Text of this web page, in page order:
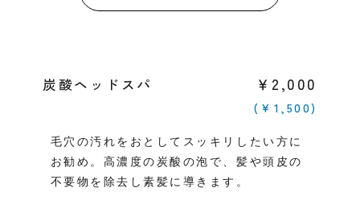
炭酸ヘッドスパ ￥2,000
(￥1,500)
毛穴の汚れをおとしてスッキリしたい方に
お勧め。高濃度の炭酸の泡で、髪や頭皮の
不要物を除去し素髪に導きます。